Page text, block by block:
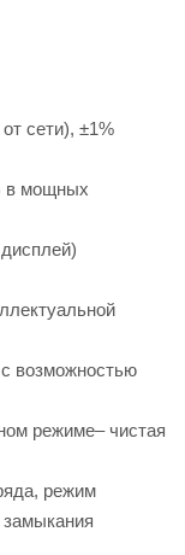
сети), ±1%
в мощных
возможностью
режиме– чистая
режим
замыкания